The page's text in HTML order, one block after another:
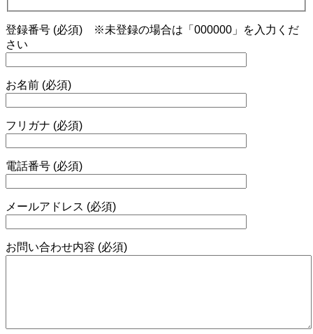
登録番号 (必須) ※未登録の場合は「000000」を入力くだ
さい
お名前 (必須)
フリガナ (必須)
電話番号 (必須)
メールアドレス (必須)
お問い合わせ内容 (必須)